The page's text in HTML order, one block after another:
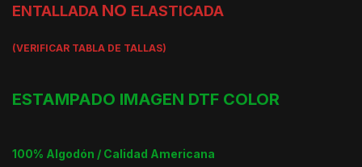
ENTALLADA NO ELASTICADA
(VERIFICAR TABLA DE TALLAS)
ESTAMPADO IMAGEN DTF COLOR
100% Algodón / Calidad Americana